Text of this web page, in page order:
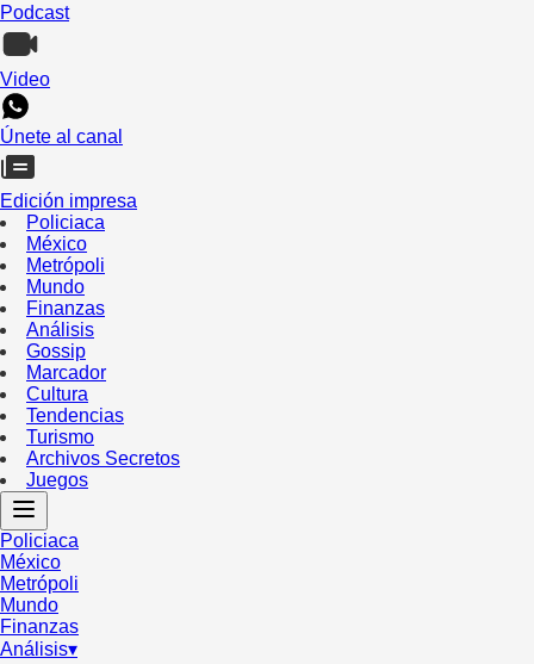
Podcast
Video
Únete al canal
Edición impresa
Policiaca
México
Metrópoli
Mundo
Finanzas
Análisis
Gossip
Marcador
Cultura
Tendencias
Turismo
Archivos Secretos
Juegos
Policiaca
México
Metrópoli
Mundo
Finanzas
Análisis▾